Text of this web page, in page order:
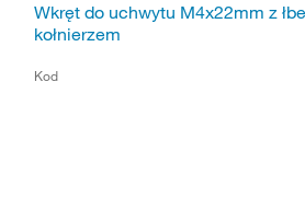
Wkręt do uchwytu M4x22mm z
kołnierzem
Kod